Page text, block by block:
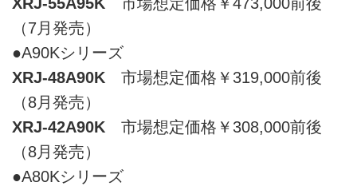
（7月発売）
●A90Kシリーズ
XRJ-48A90K 市場想定価格￥319,000前後
（8月発売）
XRJ-42A90K 市場想定価格￥308,000前後
（8月発売）
●A80Kシリーズ